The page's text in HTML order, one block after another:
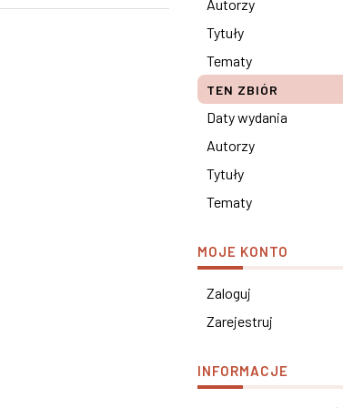
Autorzy
Tytuły
Tematy
TEN ZBIÓR
Daty wydania
Autorzy
Tytuły
Tematy
MOJE KONTO
Zaloguj
Zarejestruj
INFORMACJE